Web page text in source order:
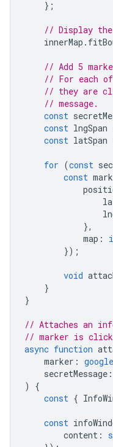
// Display
innerMap.
// Add 5
// For
// they are
// message.
const
const
const
for (const
const
map
void
// Attaches an
// marker is
async function
marker:
const
{
const
content